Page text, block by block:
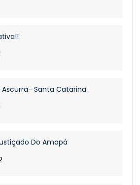
Santa Catarina
Do Amapá